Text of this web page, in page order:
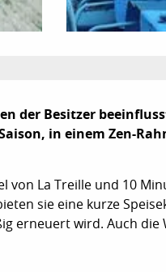
der Besitzer
in einem Zen-
von La Treille und 10
sie eine kurze
erneuert wird. Auch die